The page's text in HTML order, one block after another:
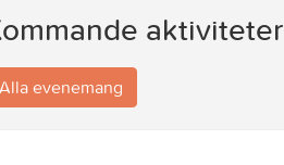
aktiviteter
Alla evenemang